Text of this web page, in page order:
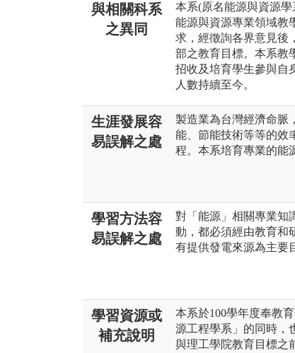
與相關科系
之異同
本系(原名能源與資源
能源與資源專業領域教
求，經徵詢各界意見後
部之教育目標。本系教
招收及培育學生參與自
人數持續至今。
生涯發展容
易誤解之處
製造業為台灣經濟命脈
能、節能技術等等的效
程。本系培育專業的能
學習方法容
易誤解之處
對「能源」相關專業知
動，都必須經由教育和
有提供發電來源為主要
學習資源或
補充說明
本系於100學年度奉教
源工程學系」的同時，
與理工學院教育目標之